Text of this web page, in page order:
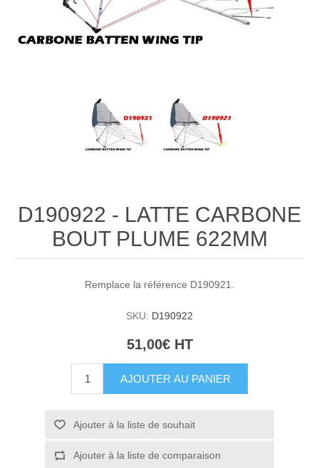
D190922 - LATTE CARBONE
BOUT PLUME 622MM
Remplace la référence D190921.
SKU: D190922
51,00€ HT
AJOUTER AU PANIER
Ajouter à la liste de souhait
Ajouter à la liste de comparaison